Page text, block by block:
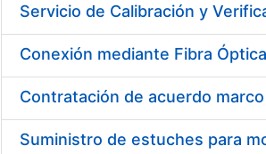
Suministro de estuches para